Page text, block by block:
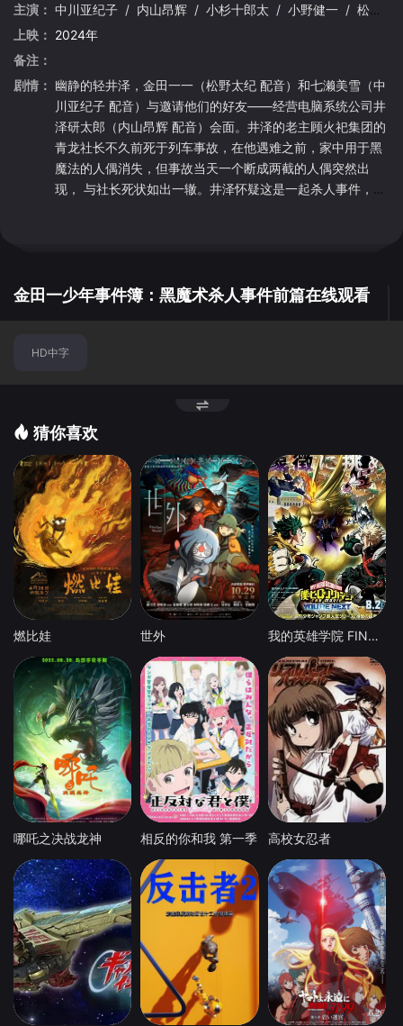
主演： 中川亚纪子 / 内山昂辉 / 小杉十郎太 / 小野健一 / 松野太纪
上映： 2024年
备注：
剧情： 幽静的轻井泽，金田一一（松野太纪 配音）和七濑美雪（中
川亚纪子 配音）与邀请他们的好友——经营电脑系统公司井
泽研太郎（内山昂辉 配音）会面。井泽的老主顾火祀集团的
青龙社长不久前死于列车事故，在他遇难之前，家中用于黑
魔法的人偶消失，但事故当天一个断成两截的人偶突然出
现， 与社长死状如出一辙。井泽怀疑这是一起杀人事件，于
继续…… 本片为金田一少年事件簿系列20周年纪念作
金田一少年事件簿：黑魔术杀人事件前篇在线观看
切
HD中字
猜你喜欢
燃比娃 世外 我的英雄学院 FINAL SEASON 特别篇
哪吒之决战龙神 相反的你和我 第一季 高校女忍者